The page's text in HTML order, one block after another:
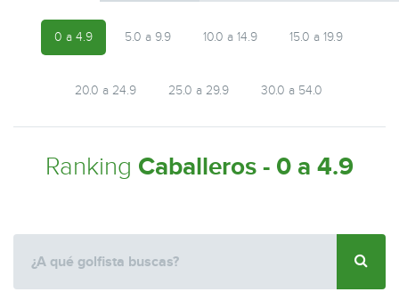
0 a 4.9 5.0 a 9.9 10.0 a 14.9 15.0 a 19.9
20.0 a 24.9 25.0 a 29.9 30.0 a 54.0
Ranking Caballeros - 0 a 4.9